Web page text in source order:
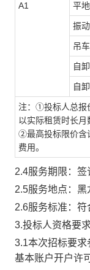
A1 平
振
吊车
自
自
注： ①投标人总报
以实际租赁时长
②最高投标限价含
费用。
2.4服务期限： 签
2.5服务地点：黑
2.6服务标准：
3.投标人资格要求
3.1本次招标要
基本账户开户许